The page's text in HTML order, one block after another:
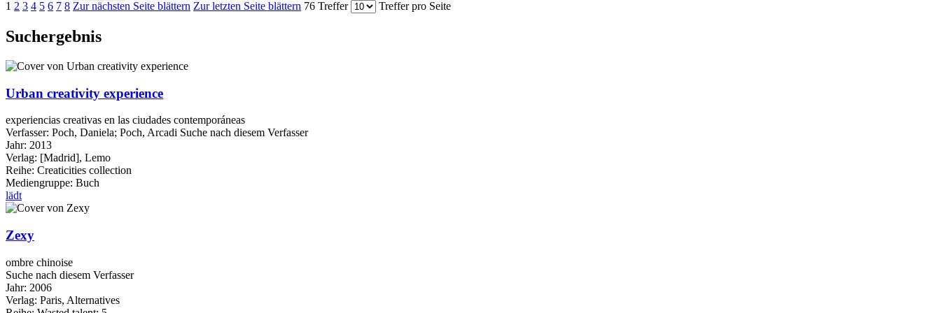
1 2 3 4 5 6 7 8 Zur nächsten Seite blättern Zur letzten Seite blättern 76 Treffer Treffer pro Seite
Suchergebnis
Urban creativity experience
experiencias creativas en las ciudades contemporáneas
Verfasser: Poch, Daniela; Poch, Arcadi Suche nach diesem Verfasser
Jahr: 2013
Verlag: [Madrid], Lemo
Reihe: Creaticities collection
Mediengruppe: Buch
lädt
Zexy
ombre chinoise
Suche nach diesem Verfasser
Jahr: 2006
Verlag: Paris, Alternatives